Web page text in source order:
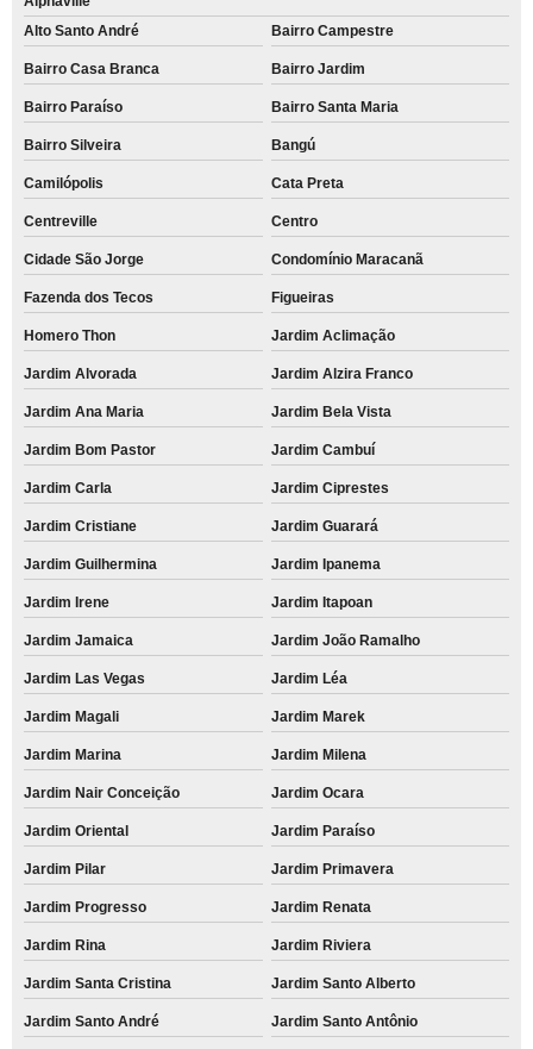
Alto Santo André
Bairro Campestre
Bairro Casa Branca Bairro Jardim
Bairro Paraíso Bairro Santa Maria
Bairro Silveira Bangú
Camilópolis Cata Preta
Centreville Centro
Cidade São Jorge Condomínio Maracanã
Fazenda dos Tecos Figueiras
Homero Thon Jardim Aclimação
Jardim Alvorada Jardim Alzira Franco
Jardim Ana Maria Jardim Bela Vista
Jardim Bom Pastor Jardim Cambuí
Jardim Carla Jardim Ciprestes
Jardim Cristiane Jardim Guarará
Jardim Guilhermina Jardim Ipanema
Jardim Irene Jardim Itapoan
Jardim Jamaica Jardim João Ramalho
Jardim Las Vegas Jardim Léa
Jardim Magali Jardim Marek
Jardim Marina Jardim Milena
Jardim Nair Conceição Jardim Ocara
Jardim Oriental Jardim Paraíso
Jardim Pilar Jardim Primavera
Jardim Progresso Jardim Renata
Jardim Rina Jardim Riviera
Jardim Santa Cristina Jardim Santo Alberto
Jardim Santo André Jardim Santo Antônio